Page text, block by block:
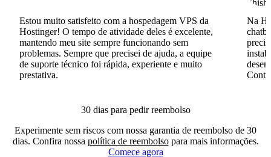
Estou muito satisfeito com a hospedagem VPS da
Hostinger! O tempo de atividade deles é excelente,
mantendo meu site sempre funcionando sem
problemas. Sempre que precisei de ajuda, a equipe
de suporte técnico foi rápida, experiente e muito
prestativa.
Na
30 dias para pedir reembolso
Experimente sem riscos com nossa garantia de reembolso de 30
dias. Confira nossa política de reembolsopara mais informações.
Comece agora